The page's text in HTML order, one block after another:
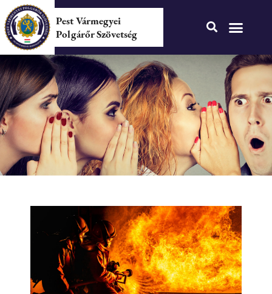
Pest Vármegyei
Polgárőr Szövetség